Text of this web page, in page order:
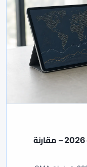
أفضل وسطاء الفوركس في الكويت 2026 – مقارنة